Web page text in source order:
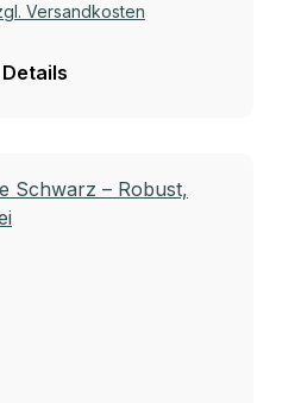
Versandkosten
Details